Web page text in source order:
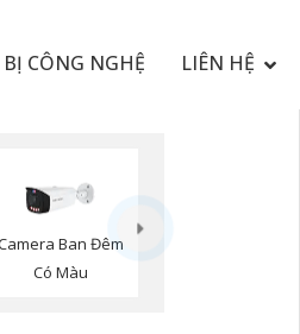
CÔNG NGHỆ LIÊN HỆ
Ban Đêm
Có Màu